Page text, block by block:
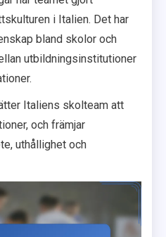
i Italien. Det har
bland skolor och
utbildningsinstitutioner
Italiens skolteam att
och främjar
uthållighet och